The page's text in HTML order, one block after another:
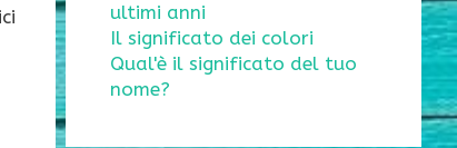
ultimi anni
Il significato dei colori
Qual'è il significato del tuo
nome?